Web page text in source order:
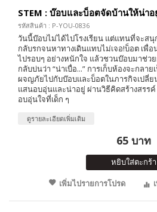
STEM : บ๊อบและบ็อตจัดบ้านให้น่าอ
รหัสสินค้า : P-YOU-0836
วันนี้บ๊อบไม่ได้ไปโรงเรียน แต่แทนที่จะสนุ
กลับรกจนหาทางเดินแทบไม่เจอ!บ็อต เพื่
ไปรอบๆ อย่างหนักใจ แล้วชวนบ๊อบมาช่ว
กลับบ่นว่า “น่าเบื่อ...” การเก็บห้องจะกลา
ผจญภัยไปกับบ๊อบและบ็อตในภารกิจเปลี่ย
แสนอบอุ่นและน่าอยู่ ผ่านวิธีคิดสร้างสรร
อบอุ่นใจที่เด็ก ๆ
ดูรายละเอียดเพิ่มเติม
65 บาท
หยิบใส่ตะกร้า
เพิ่มไปรายการโปรด